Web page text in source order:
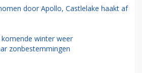
door Apollo, Castlelake haakt af
winter weer
zonbestemmingen